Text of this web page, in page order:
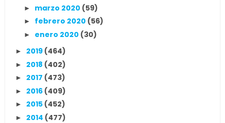
► marzo 2020 (59)
► febrero 2020 (56)
► enero 2020 (30)
► 2019 (464)
► 2018 (402)
► 2017 (473)
► 2016 (409)
► 2015 (452)
► 2014 (477)